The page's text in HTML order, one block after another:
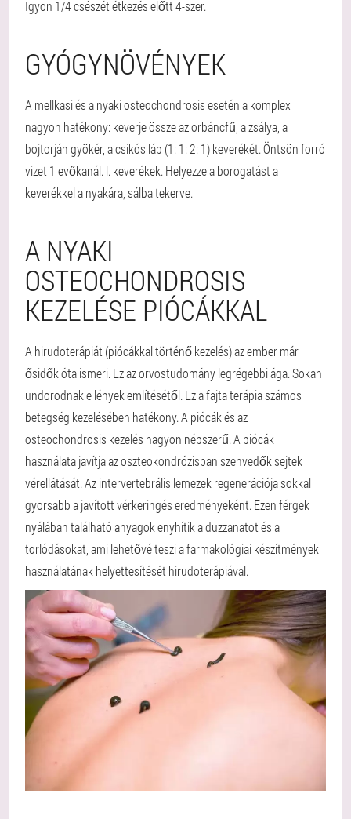
Igyon 1/4 csészét étkezés előtt 4-szer.
GYÓGYNÖVÉNYEK
A mellkasi és a nyaki osteochondrosis esetén a komplex
nagyon hatékony: keverje össze az orbáncfű, a zsálya, a
bojtorján gyökér, a csikós láb (1: 1: 2: 1) keverékét. Öntsön forró
vizet 1 evőkanál. l. keverékek. Helyezze a borogatást a
keverékkel a nyakára, sálba tekerve.
A NYAKI
OSTEOCHONDROSIS
KEZELÉSE PIÓCÁKKAL
A hirudoterápiát (piócákkal történő kezelés) az ember már
ősidők óta ismeri. Ez az orvostudomány legrégebbi ága. Sokan
undorodnak e lények említésétől. Ez a fajta terápia számos
betegség kezelésében hatékony. A piócák és az
osteochondrosis kezelés nagyon népszerű. A piócák
használata javítja az oszteokondrózisban szenvedők sejtek
vérellátását. Az intervertebrális lemezek regenerációja sokkal
gyorsabb a javított vérkeringés eredményeként. Ezen férgek
nyálában található anyagok enyhítik a duzzanatot és a
torlódásokat, ami lehetővé teszi a farmakológiai készítmények
használatának helyettesítését hirudoterápiával.